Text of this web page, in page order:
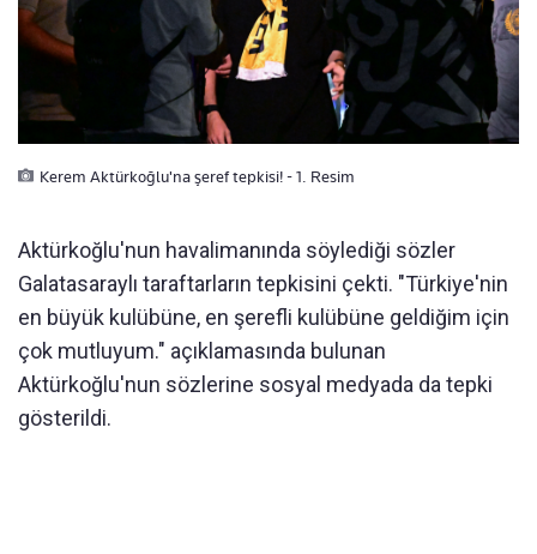
Kerem Aktürkoğlu'na şeref tepkisi! - 1. Resim
Aktürkoğlu'nun havalimanında söylediği sözler
Galatasaraylı taraftarların tepkisini çekti. "Türkiye'nin
en büyük kulübüne, en şerefli kulübüne geldiğim için
çok mutluyum." açıklamasında bulunan
Aktürkoğlu'nun sözlerine sosyal medyada da tepki
gösterildi.